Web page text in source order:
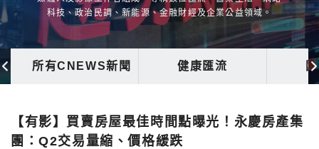
科技、政治民調、新能源、金融財經及企業公益領域。
所有CNEWS新聞 健康匯流
【有影】買賣房屋最佳時間點曝光！永慶房產集
團：Q2交易量縮、價格緩跌